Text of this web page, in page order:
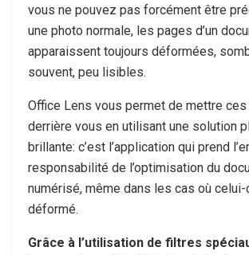
vous ne pouvez pas forcément être
une photo normale, les pages d’un
apparaissent toujours déformées,
souvent, peu lisibles.
Office Lens vous permet de mettre
derrière vous en utilisant une solution
brillante: c’est l’application qui prend
responsabilité de l’optimisation du
numérisé, même dans les cas où
déformé.
Grâce à l’utilisation de filtres